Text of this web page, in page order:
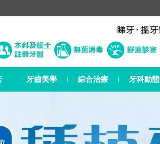
牙齒美學 綜合治療 牙科動態